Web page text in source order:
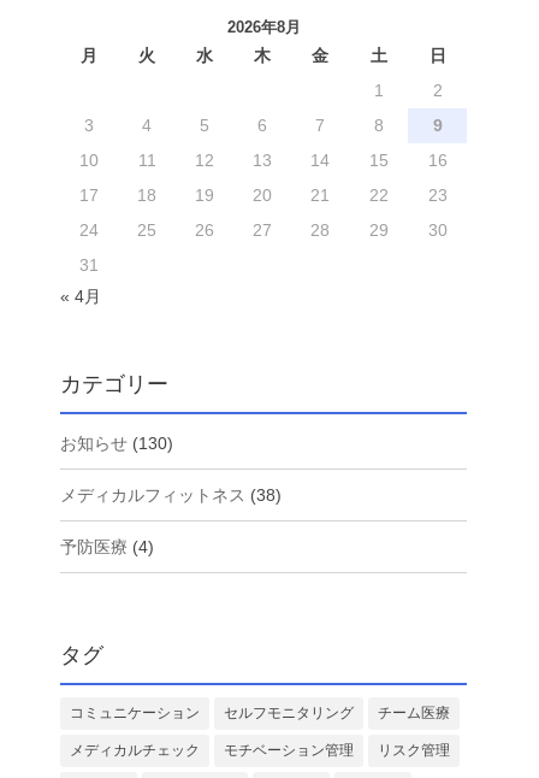
2026年8月
月 火 水 木 金 土
日
1
2
3
4 5 6 7 8
9
10
11 12 13 14 15
16
17
18 19 20 21 22
23
24
25 26 27 28 29
30
31
« 4月
カテゴリー
お知らせ (130)
メディカルフィットネス (38)
予防医療 (4)
タグ
コミュニケーション セルフモニタリング チーム医療
メディカルチェック モチベーション管理 リスク管理